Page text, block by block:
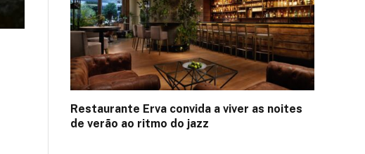
Restaurante Erva convida a viver as noites
de verão ao ritmo do jazz